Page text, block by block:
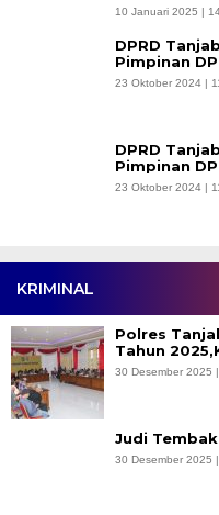
10 Januari 2025 |
DPRD
Pimpinan
23 Oktober 2024 |
DPRD
Pimpinan
23 Oktober 2024 |
KRIMINAL
Polres
Tahun
30 Desember 2025
Judi
30 Desember 2025